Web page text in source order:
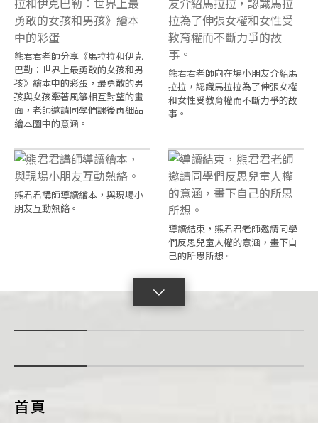
熊君君老師分享《馬拉拉和伊克
巴勒：世界上最勇敢的女孩和男
孩》繪本中的彩蛋，最勇敢的男
孩與女孩牽著風箏相互對望的畫
面，老師邀請同學們課後再細品
繪本圖中的意涵。
熊君君老師向在場小朋友介紹馬
拉拉，認識馬拉拉為了伸張女權
和女性受教育權而不斷力爭的故
事。
熊君君講師導讀繪本，與現場小
朋友互動熱絡。
導讀結束，熊君君老師邀請同學
們反思兒童人權的意涵，畫下自
己的所思所想。
首頁